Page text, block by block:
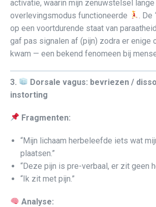
activatie, waarin mijn zenuwstelsel lange
overlevingsmodus functioneerde
. De
op een voortdurende staat van
gaf pas signalen af (pijn) zodra er enige
kwam — een bekend fenomeen bij
3.
Dorsale vagus: bevriezen /
instorting
Fragmenten:
“Mijn lichaam herbeleefde iets wat
plaatsen.”
“Deze pijn is pre-verbaal, er zit geen
“Ik zit met pijn.”
Analyse: